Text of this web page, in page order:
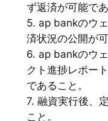
ず返済が可能であ
5. ap bankのウ
済状況の公開が
6. ap bankのウ
クト進捗レポー
であること。
7. 融資実行後、
こと。